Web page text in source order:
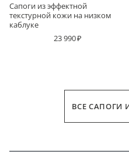
Сапоги из эффектной
текстурной кожи на низком
каблуке
23 990
ВСЕ САПОГИ